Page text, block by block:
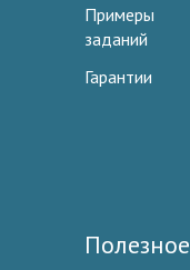
Примеры
заданий
Гарантии
Полезное